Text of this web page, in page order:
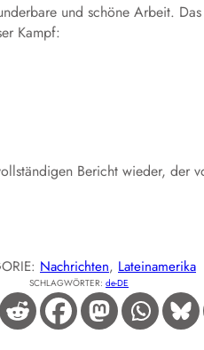
und schöne Arbeit.
Kampf:
Bericht wieder, der
Nachrichten, Lateinamerika
SCHLAGWÖRTER: de-DE